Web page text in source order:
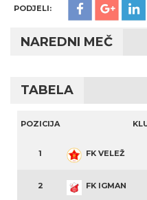
PODJELI:
NAREDNI MEČ
TABELA
POZICIJA
1 FK VELEŽ
2 FK IGMAN